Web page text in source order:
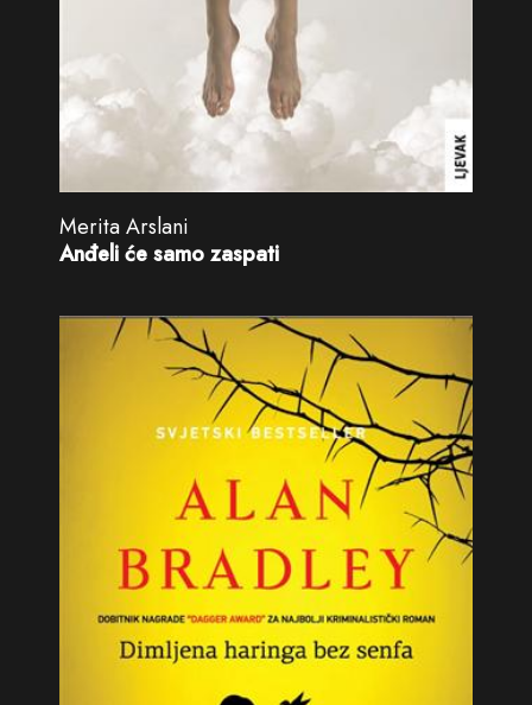
Merita Arslani
Anđeli će samo zaspati